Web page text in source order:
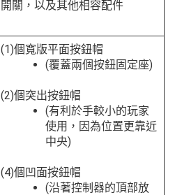
開關，以及其他相容配件
(1)個寬版平面按鈕帽
(覆蓋兩個按鈕固定座)
(2)個突出按鈕帽
(有利於手較小的玩家
使用，因為位置更靠近
中央)
(4)個凹面按鈕帽
(沿著控制器的頂部放